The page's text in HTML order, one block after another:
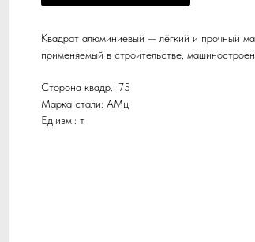
Квадрат алюминиевый — лёгкий и прочный
применяемый в строительстве,
Сторона квадр.: 75
Марка стали: АМц
Ед.изм.: т